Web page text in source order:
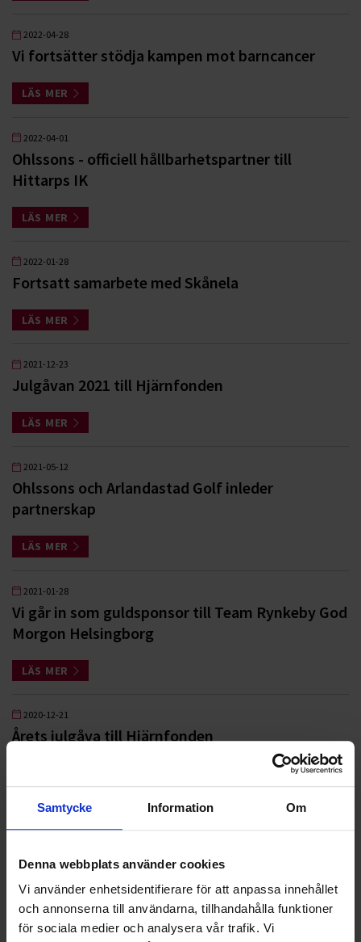
Samtycke Information Om
Denna webbplats använder cookies
Vi använder enhetsidentifierare för att anpassa innehållet
och annonserna till användarna, tillhandahålla funktioner
för sociala medier och analysera vår trafik. Vi
2022-04-28
Vi fortsätter stödja kampen mot barncancer
LÄS MER
2022-04-01
Ohlssons - officiell hållbarhetspartner till
Hittarps IK
LÄS MER
2022-01-28
Fortsatt samarbete med Skånela
LÄS MER
2021-12-23
Julgåvan 2021 till Hjärnfonden
LÄS MER
2021-05-12
Ohlssons och Arlandastad Golf inleder
partnerskap
LÄS MER
2021-01-28
Vi går in som guldsponsor till Team Rynkeby God
Morgon Helsingborg
LÄS MER
2020-12-21
Årets julgåva till Hjärnfonden
Nyheter